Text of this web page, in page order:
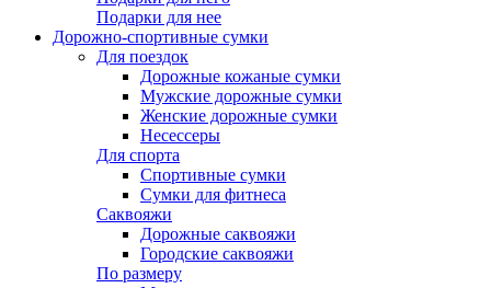
Подарки для нее
Дорожно-спортивные сумки
Для поездок
Дорожные кожаные сумки
Мужские дорожные сумки
Женские дорожные сумки
Несессеры
Для спорта
Спортивные сумки
Сумки для фитнеса
Саквояжи
Дорожные саквояжи
Городские саквояжи
По размеру